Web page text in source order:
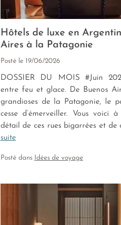
Hôtels de luxe en
Aires à la Patagonie
Posté le 19/06/2026
DOSSIER DU MOIS #Juin
entre feu et glace. De Buenos
grandioses de la Patagonie, le
cesse d’émerveiller. Vous voici
détail de ces rues bigarrées et de
suite
Posté dans Idées de voyage